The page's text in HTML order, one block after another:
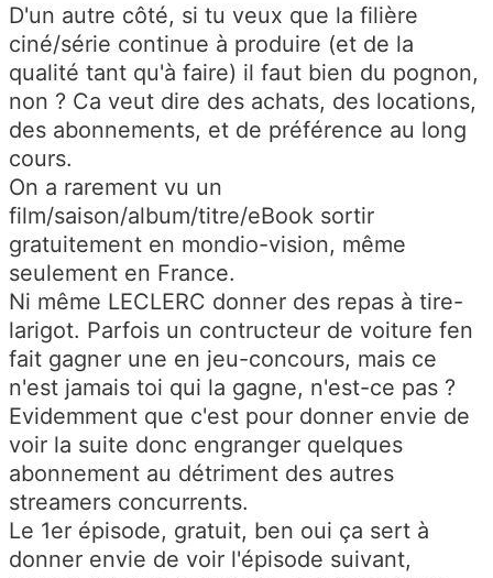
D'un autre côté, si tu veux que la filière
ciné/série continue à produire (et de la
qualité tant qu'à faire) il faut bien du pognon,
non ? Ca veut dire des achats, des locations,
des abonnements, et de préférence au long
cours.
On a rarement vu un
film/saison/album/titre/eBook sortir
gratuitement en mondio-vision, même
seulement en France.
Ni même LECLERC donner des repas à tire-
larigot. Parfois un contructeur de voiture fen
fait gagner une en jeu-concours, mais ce
n'est jamais toi qui la gagne, n'est-ce pas ?
Evidemment que c'est pour donner envie de
voir la suite donc engranger quelques
abonnement au détriment des autres
streamers concurrents.
Le 1er épisode, gratuit, ben oui ça sert à
donner envie de voir l'épisode suivant,